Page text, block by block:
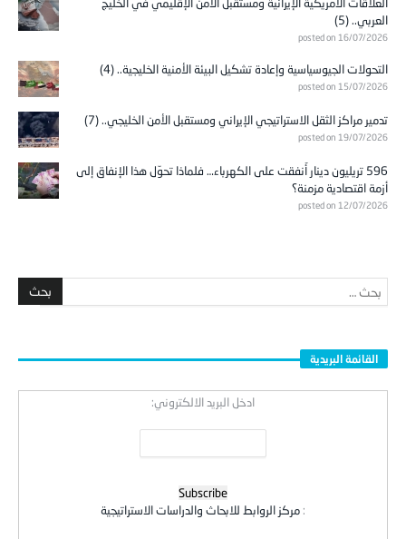
العلاقات الأمريكية الإيرانية ومستقبل الأمن الإقليمي في الخليج
العربي.. (5)
posted on 16/07/2026
التحولات الجيوسياسية وإعادة تشكيل البيئة الأمنية الخليجية.. (4)
posted on 15/07/2026
تدمير مراكز الثقل الاستراتيجي الإيراني ومستقبل الأمن الخليجي.. (7)
posted on 19/07/2026
596 تريليون دينار أُنفقت على الكهرباء… فلماذا تحوّل هذا الإنفاق إلى
أزمة اقتصادية مزمنة؟
posted on 12/07/2026
القائمة البريدية
ادخل البريد الالكتروني:
: مركز الروابط للابحاث والدراسات الاستراتيجية